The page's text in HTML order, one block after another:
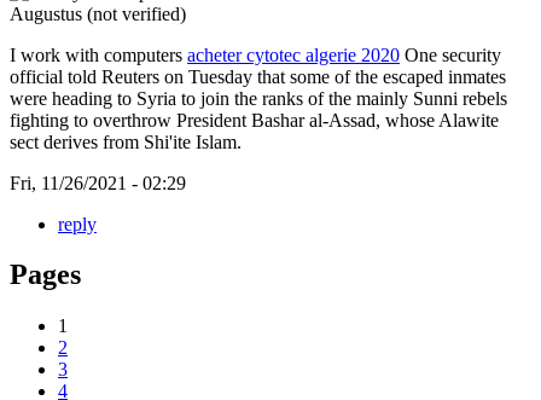
Augustus (not verified)
I work with computers acheter cytotec algerie 2020 One security
official told Reuters on Tuesday that some of the escaped inmates
were heading to Syria to join the ranks of the mainly Sunni rebels
fighting to overthrow President Bashar al-Assad, whose Alawite
sect derives from Shi'ite Islam.
Fri, 11/26/2021 - 02:29
reply
Pages
1
2
3
4